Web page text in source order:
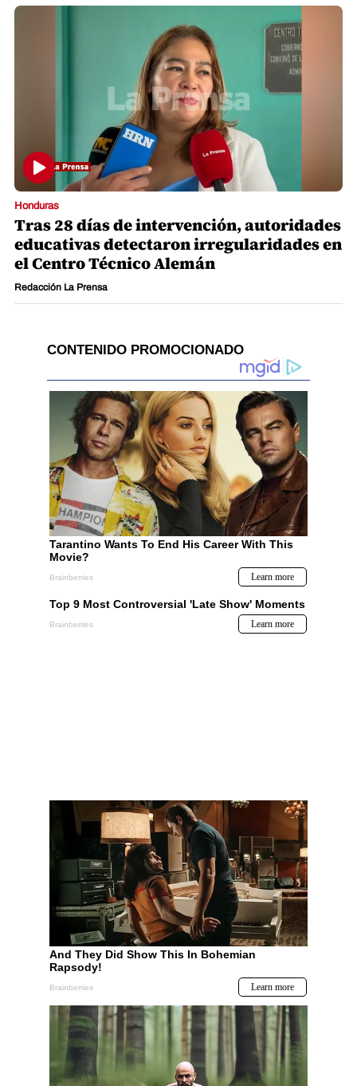
Honduras
Tras 28 días de intervención, autoridades
educativas detectaron irregularidades en
el Centro Técnico Alemán
Redacción La Prensa